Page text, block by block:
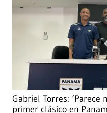
Gabriel Torres:
primer clásico en